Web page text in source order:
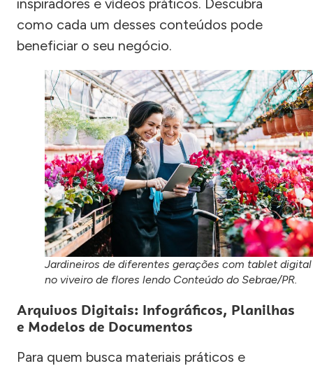
inspiradores e vídeos práticos. Descubra
como cada um desses conteúdos pode
beneficiar o seu negócio.
Jardineiros de diferentes gerações com tablet digital
no viveiro de flores lendo Conteúdo do Sebrae/PR.
Arquivos Digitais: Infográficos, Planilhas
e Modelos de Documentos
Para quem busca materiais práticos e